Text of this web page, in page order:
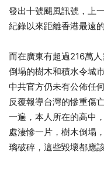
發出十號颶風訊號，上
紀錄以來距離香港最遠
而在廣東有超過216萬
倒塌的樹木和積水令城
中共官方仍未有公佈任
反覆報導台灣的慘重傷
一遍，本人所在的高中
處淒慘一片，樹木倒塌
璃破碎，這些毀壞都應